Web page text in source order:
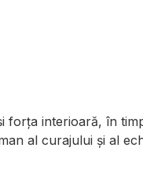
forța interioară, în
al curajului și al